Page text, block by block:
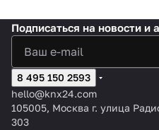
v3
и 3
группы
Подписаться на новости и
8 495 150 2593
hello@knx24.com
105005, Москва г. улица
303